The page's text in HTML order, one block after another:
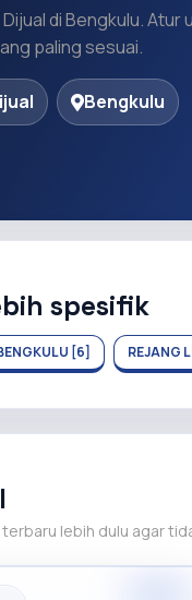
di Bengkulu.
paling sesuai.
Bengkulu
spesifik
[6] REJANG
lebih dulu agar